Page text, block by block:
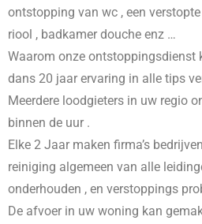
ontstopping van wc , een
riool , badkamer douche enz …
Waarom onze ontstoppingsdienst
dans 20 jaar ervaring in alle tips
Meerdere loodgieters in uw regio
binnen de uur .
Elke 2 Jaar maken firma’s
reiniging algemeen van alle
onderhouden , en verstoppings
De afvoer in uw woning kan